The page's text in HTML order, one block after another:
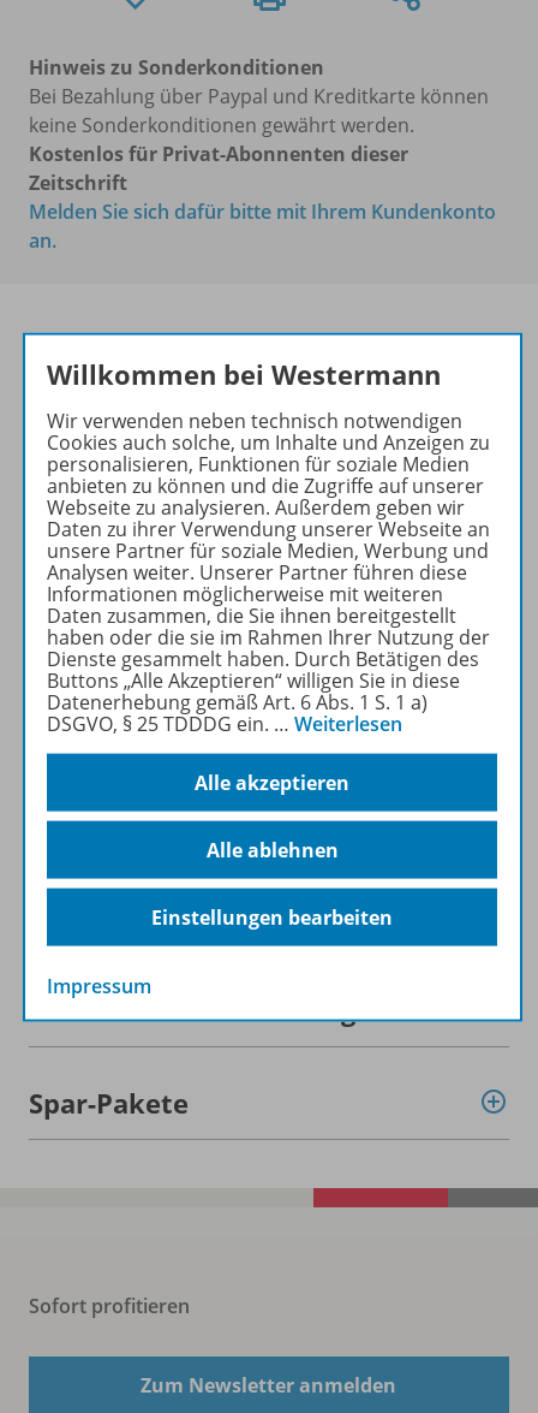
Hinweis zu Sonderkonditionen
Bei Bezahlung über Paypal und Kreditkarte können
keine Sonderkonditionen gewährt werden.
Kostenlos für Privat-Abonnenten dieser
Zeitschrift
Melden Sie sich dafür bitte mit Ihrem Kundenkonto
an.
Das führende Magazin für
Transfer!
Ihr Wegweiser zu den
wichtigsten Seiten der GR:
zu den Abo-Angeboten
zum Zeitschriftenkiosk
zum Online-Archiv
Mehr zur Zeitschrift
Informationen
Beschreibung
Weitere Inhalte der Ausgabe
Spar-Pakete
Sofort profitieren
Zum Newsletter anmelden
Willkommen bei Westermann
Wir verwenden neben technisch notwendigen
Cookies auch solche, um Inhalte und Anzeigen zu
personalisieren, Funktionen für soziale Medien
anbieten zu können und die Zugriffe auf unserer
Webseite zu analysieren. Außerdem geben wir
Daten zu ihrer Verwendung unserer Webseite an
unsere Partner für soziale Medien, Werbung und
Analysen weiter. Unserer Partner führen diese
Informationen möglicherweise mit weiteren
Daten zusammen, die Sie ihnen bereitgestellt
haben oder die sie im Rahmen Ihrer Nutzung der
Dienste gesammelt haben. Durch Betätigen des
Buttons „Alle Akzeptieren“ willigen Sie in diese
Datenerhebung gemäß Art. 6 Abs. 1 S. 1 a)
DSGVO, § 25 TDDDG ein. … Weiterlesen
Alle akzeptieren
Alle ablehnen
Einstellungen bearbeiten
Impressum